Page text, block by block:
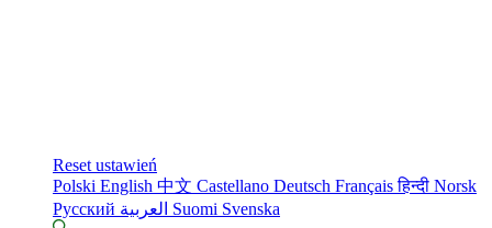
Reset ustawień
Polski English 中文 Castellano Deutsch Françaisहिन्दी Norsk
Русский
Suomi Svenska